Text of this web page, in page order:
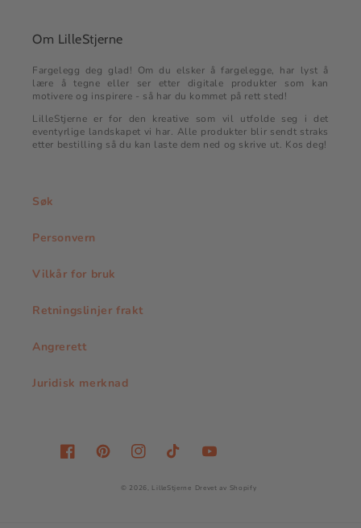
Om LilleStjerne
Fargelegg deg glad! Om du elsker å fargelegge, har lyst å
lære å tegne eller ser etter digitale produkter som kan
motivere og inspirere - så har du kommet på rett sted!
LilleStjerne er for den kreative som vil utfolde seg i det
eventyrlige landskapet vi har. Alle produkter blir sendt straks
etter bestilling så du kan laste dem ned og skrive ut. Kos deg!
Søk
Personvern
Vilkår for bruk
Retningslinjer frakt
Angrerett
Juridisk merknad
FacebookPinterestInstagramTikTok YouTube
© 2026, LilleStjerne Drevet av Shopify